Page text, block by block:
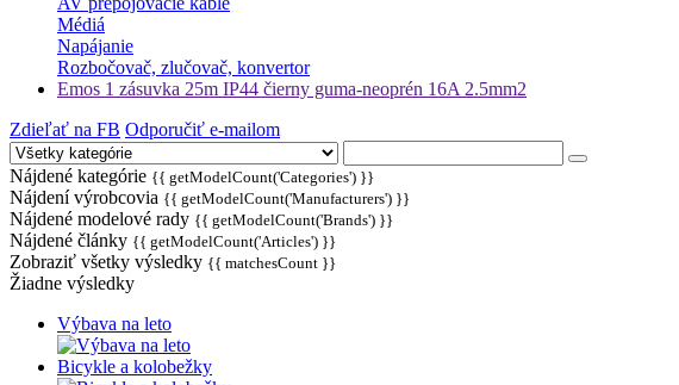
Médiá
Napájanie
Rozbočovač, zlučovač, konvertor
Emos 1 zásuvka 25m IP44 čierny guma-neoprén 16A 2.5mm2
Zdieľať na FB Odporučiť e-mailom
Nájdené kategórie {{ getModelCount('Categories') }}
Nájdení výrobcovia {{ getModelCount('Manufacturers') }}
Nájdené modelové rady {{ getModelCount('Brands') }}
Nájdené články {{ getModelCount('Articles') }}
Zobraziť všetky výsledky {{ matchesCount }}
Žiadne výsledky
Výbava na leto
Bicykle a kolobežky